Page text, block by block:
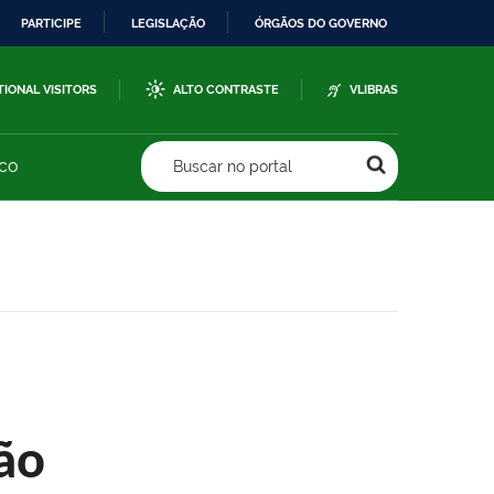
PARTICIPE LEGISLAÇÃO ÓRGÃOS DO GOVERNO
VISITORS ALTO CONTRASTE VLIBRAS
Buscar no portal